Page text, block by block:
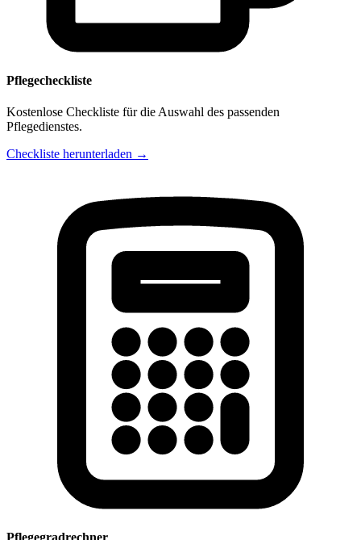
Pflegecheckliste
Kostenlose Checkliste für die Auswahl des passenden
Pflegedienstes.
Checkliste herunterladen →